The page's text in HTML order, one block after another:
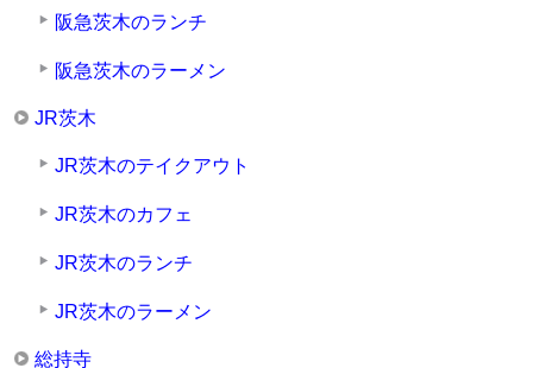
阪急茨木のランチ
阪急茨木のラーメン
JR茨木
JR茨木のテイクアウト
JR茨木のカフェ
JR茨木のランチ
JR茨木のラーメン
総持寺